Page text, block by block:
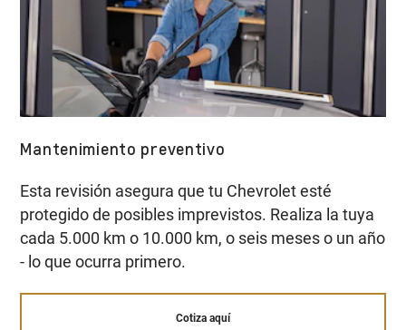
Mantenimiento preventivo
Esta revisión asegura que tu Chevrolet esté
protegido de posibles imprevistos. Realiza la tuya
cada 5.000 km o 10.000 km, o seis meses o un año
- lo que ocurra primero.
Cotiza aquí